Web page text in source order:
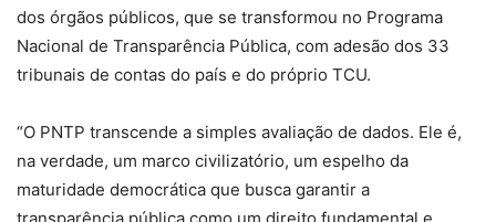
dos órgãos públicos, que se transformou no Programa
Nacional de Transparência Pública, com adesão dos 33
tribunais de contas do país e do próprio TCU.
“O PNTP transcende a simples avaliação de dados. Ele é,
na verdade, um marco civilizatório, um espelho da
maturidade democrática que busca garantir a